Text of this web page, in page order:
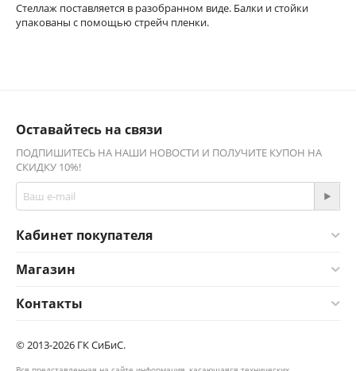
Стеллаж поставляется в разобранном виде. Балки и стойки
упакованы с помощью стрейч пленки.
Оставайтесь на связи
ПОДПИШИТЕСЬ НА НАШИ НОВОСТИ И ПОЛУЧИТЕ КУПОН НА
СКИДКУ 10%!
Кабинет покупателя
Магазин
Контакты
© 2013-2026 ГК СиБиС.